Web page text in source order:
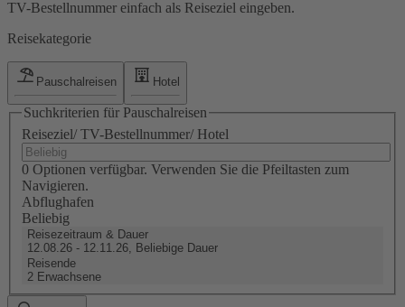
TV-Bestellnummer einfach als Reiseziel eingeben.
Reisekategorie
Pauschalreisen Hotel
Suchkriterien für Pauschalreisen
Reiseziel/ TV-Bestellnummer/ Hotel
0 Optionen verfügbar. Verwenden Sie die Pfeiltasten zum
Navigieren.
Abflughafen
Beliebig
Reisezeitraum & Dauer
12.08.26 - 12.11.26, Beliebige Dauer
Reisende
2 Erwachsene